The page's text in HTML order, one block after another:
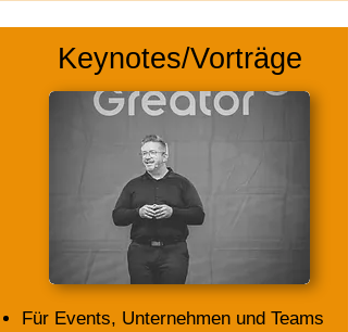
Keynotes/Vorträge
Für Events, Unternehmen und Teams